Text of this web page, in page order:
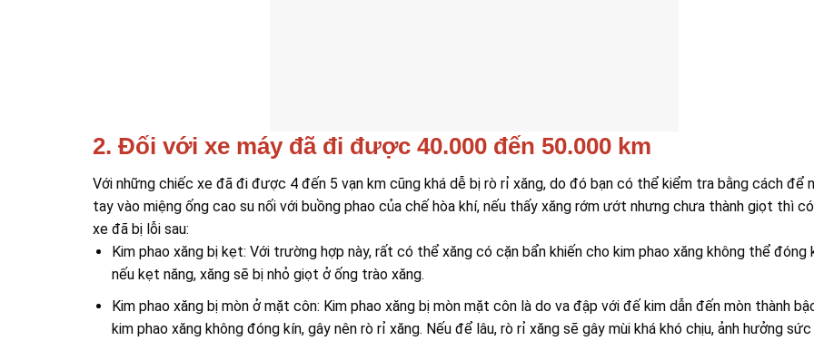
2. Đối với xe máy đã đi được 40.000 đến 50.000 km
Với những chiếc xe đã đi được 4 đến 5 vạn km cũng khá dễ bị rò rỉ xăng, do đó bạn có thể kiểm tra bằng cách để
tay vào miệng ống cao su nối với buồng phao của chế hòa khí, nếu thấy xăng rớm ướt nhưng chưa thành giọt thì
xe đã bị lỗi sau:
Kim phao xăng bị kẹt: Với trường hợp này, rất có thể xăng có cặn bẩn khiến cho kim phao xăng không thể đóng
nếu kẹt năng, xăng sẽ bị nhỏ giọt ở ống trào xăng.
Kim phao xăng bị mòn ở mặt côn: Kim phao xăng bị mòn mặt côn là do va đập với đế kim dẫn đến mòn thành
kim phao xăng không đóng kín, gây nên rò rỉ xăng. Nếu để lâu, rò rỉ xăng sẽ gây mùi khá khó chịu, ảnh hưởng